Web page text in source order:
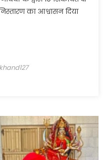
का आश्वासन दिया